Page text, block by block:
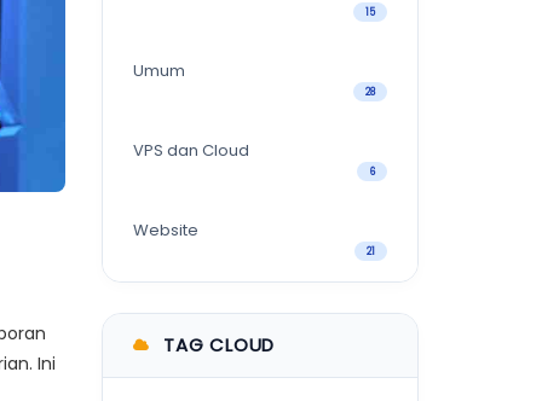
15
Umum
28
VPS dan Cloud
6
Website
21
Ini
TAG CLOUD